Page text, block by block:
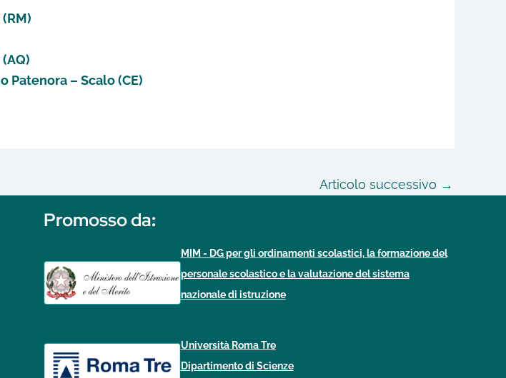
Patenora – Scalo (CE)
Articolo successivo →
Promosso da:
MIM - DG per gli ordinamenti scolastici, la formazione del
personale scolastico e la valutazione del sistema
nazionale di istruzione
Università Roma Tre
Dipartimento di Scienze